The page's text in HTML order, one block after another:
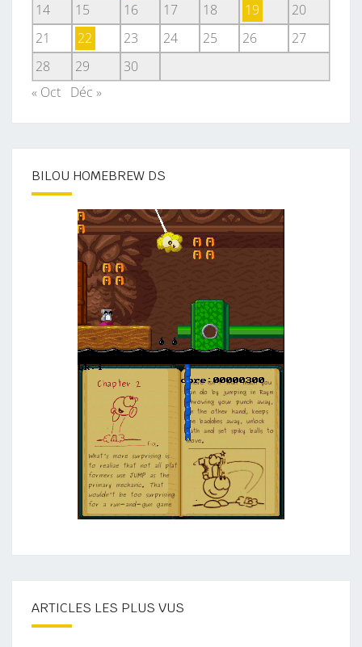
14
15 16 17 18 19
20
21
22 23 24 25 26
27
28
29
30
« Oct Déc »
BILOU HOMEBREW DS
ARTICLES LES PLUS VUS